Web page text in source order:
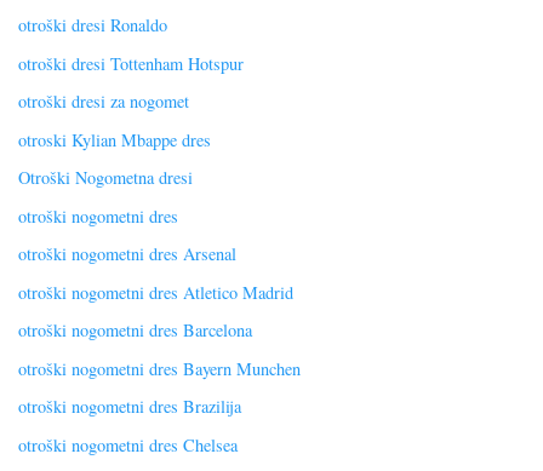
otroški dresi Ronaldo
otroški dresi Tottenham Hotspur
otroški dresi za nogomet
otroski Kylian Mbappe dres
Otroški Nogometna dresi
otroški nogometni dres
otroški nogometni dres Arsenal
otroški nogometni dres Atletico Madrid
otroški nogometni dres Barcelona
otroški nogometni dres Bayern Munchen
otroški nogometni dres Brazilija
otroški nogometni dres Chelsea